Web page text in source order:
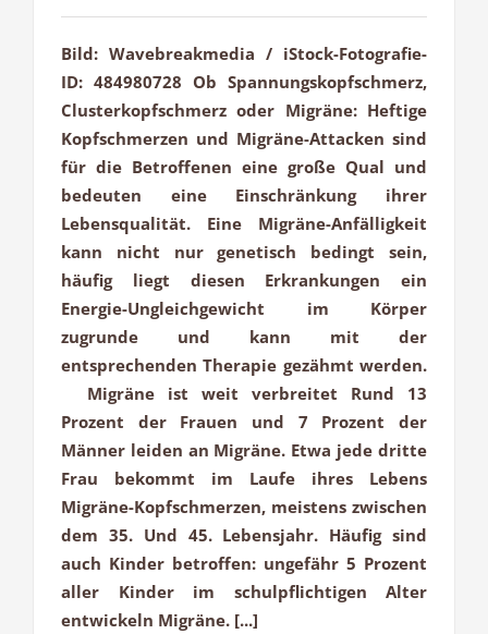
Bild: Wavebreakmedia / iStock-Fotografie-
ID: 484980728 Ob Spannungskopfschmerz,
Clusterkopfschmerz oder Migräne: Heftige
Kopfschmerzen und Migräne-Attacken sind
für die Betroffenen eine große Qual und
bedeuten eine Einschränkung ihrer
Lebensqualität. Eine Migräne-Anfälligkeit
kann nicht nur genetisch bedingt sein,
häufig liegt diesen Erkrankungen ein
Energie-Ungleichgewicht im Körper
zugrunde und kann mit der
entsprechenden Therapie gezähmt werden.
Migräne ist weit verbreitet Rund 13
Prozent der Frauen und 7 Prozent der
Männer leiden an Migräne. Etwa jede dritte
Frau bekommt im Laufe ihres Lebens
Migräne-Kopfschmerzen, meistens zwischen
dem 35. Und 45. Lebensjahr. Häufig sind
auch Kinder betroffen: ungefähr 5 Prozent
aller Kinder im schulpflichtigen Alter
entwickeln Migräne. [...]